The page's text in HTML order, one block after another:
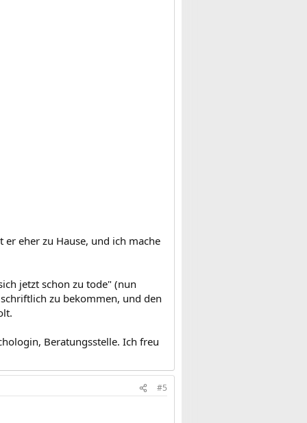
eher zu Hause, und ich mache
jetzt schon zu tode" (nun
zu bekommen, und den
Beratungsstelle. Ich freu
#5